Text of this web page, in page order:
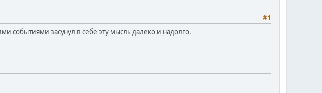
#1
событиями засунул в себе эту мысль далеко и надолго.